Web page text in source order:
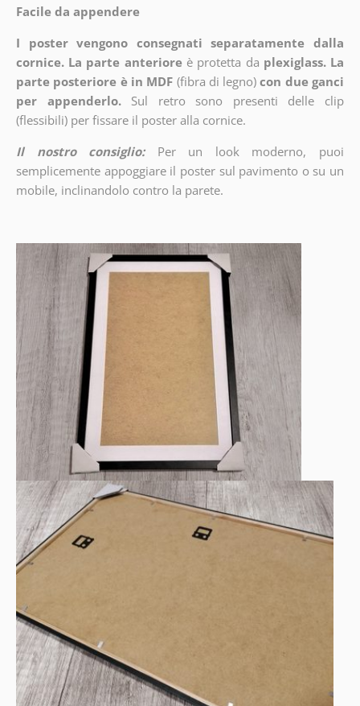
Facile da appendere
I poster vengono consegnati separatamente dalla
cornice. La parte anteriore è protetta da plexiglass. La
parte posteriore è in MDF (fibra di legno) con due ganci
per appenderlo.
Sul retro sono presenti delle clip
(flessibili) per fissare il poster alla cornice.
Il nostro consiglio:
Per un look moderno, puoi
semplicemente appoggiare il poster sul pavimento o su un
mobile, inclinandolo contro la parete.